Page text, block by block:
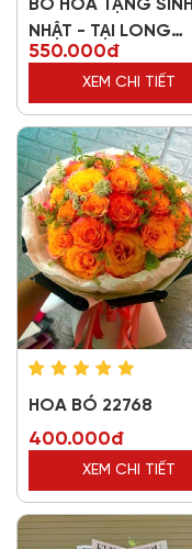
BÓ HOA TẶNG SINH
NHẬT - TẠI LONG
THƯỢNG
550.000đ
XEM CHI TIẾT
HOA BÓ 22768
400.000đ
XEM CHI TIẾT